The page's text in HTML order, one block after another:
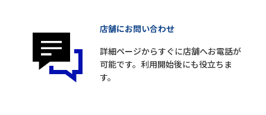
店舗にお問い合わせ
詳細ページからすぐに店舗へお電話が
可能です。利用開始後にも役立ちま
す。